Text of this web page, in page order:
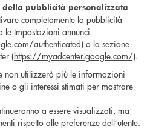
della pubblicità personalizzata
completamente la pubblicità
le Impostazioni annunci
authenticated) o la sezione
(https://myadcenter.google.com/).
non utilizzerà più le informazioni
o gli interessi stimati per mostrare
a essere visualizzati, ma
rispetto alle preferenze dell’utente.